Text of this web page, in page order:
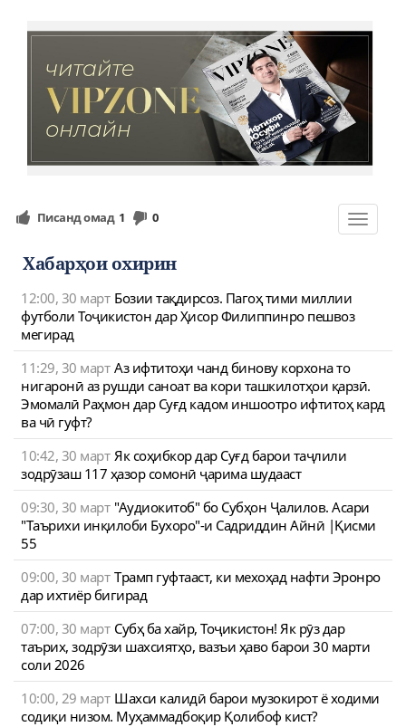
Toggle
Писанд омад 1 0
Хабарҳои охирин
12:00, 30 март Бозии тақдирсоз. Пагоҳ тими миллии
футболи Тоҷикистон дар Ҳисор Филиппинро пешвоз
мегирад
11:29, 30 март Аз ифтитоҳи чанд бинову корхона то
нигаронӣ аз рушди саноат ва кори ташкилотҳои қарзӣ.
Эмомалӣ Раҳмон дар Суғд кадом иншоотро ифтитоҳ кард
ва чӣ гуфт?
10:42, 30 март Як соҳибкор дар Суғд барои таҷлили
зодрӯзаш 117 ҳазор сомонӣ ҷарима шудааст
09:30, 30 март "Аудиокитоб" бо Субҳон Ҷалилов. Асари
"Таърихи инқилоби Бухоро"-и Садриддин Айнӣ |Қисми
55
09:00, 30 март Трамп гуфтааст, ки мехоҳад нафти Эронро
дар ихтиёр бигирад
07:00, 30 март Субҳ ба хайр, Тоҷикистон! Як рӯз дар
таърих, зодрӯзи шахсиятҳо, вазъи ҳаво барои 30 марти
соли 2026
10:00, 29 март Шахси калидӣ барои музокирот ё ходими
содиқи низом. Муҳаммадбоқир Қолибоф кист?